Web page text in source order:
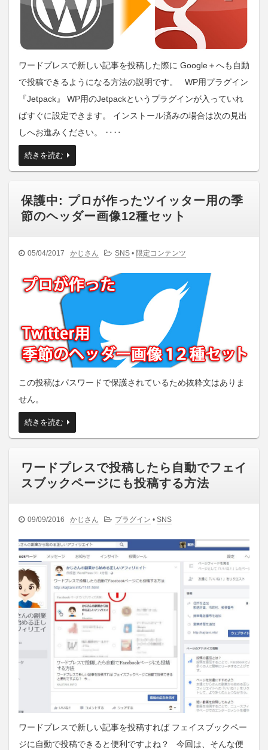
ワードプレスで新しい記事を投稿した際に Google＋へも自動
で投稿できるようになる方法の説明です。 WP用プラグイン
『Jetpack』 WP用のJetpackというプラグインが入っていれ
ばすぐに設定できます。 インストール済みの場合は次の見出
しへお進みください。 ‥‥
続きを読む
保護中: プロが作ったツイッター用の季
節のヘッダー画像12種セット
05/04/2017 かじさん SNS • 限定コンテンツ
この投稿はパスワードで保護されているため抜粋文はありま
せん。
続きを読む
ワードプレスで投稿したら自動でフェイ
スブックページにも投稿する方法
09/09/2016 かじさん プラグイン • SNS
ワードプレスで新しい記事を投稿すれば フェイスブックペー
ジに自動で投稿できると便利ですよね？ 今回は、そんな便